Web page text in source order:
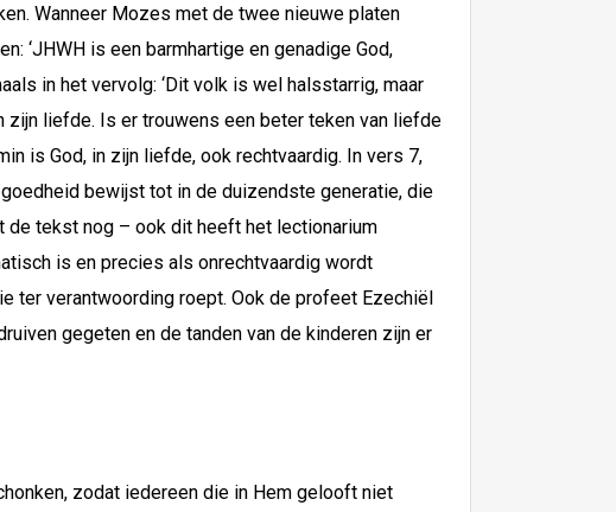
Wanneer Mozes met de twee nieuwe platen
‘JHWH is een barmhartige en genadige God,
in het vervolg: ‘Dit volk is wel halsstarrig, maar
zijn liefde. Is er trouwens een beter teken van liefde
is God, in zijn liefde, ook rechtvaardig. In vers 7,
bewijst tot in de duizendste generatie, die
de tekst nog – ook dit heeft het lectionarium
is en precies als onrechtvaardig wordt
ter verantwoording roept. Ook de profeet Ezechiël
gegeten en de tanden van de kinderen zijn er
zodat iedereen die in Hem gelooft niet